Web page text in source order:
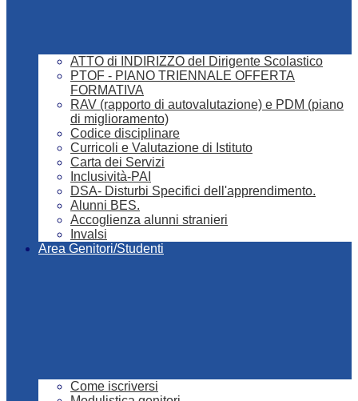
ATTO di INDIRIZZO del Dirigente Scolastico
PTOF - PIANO TRIENNALE OFFERTA
FORMATIVA
RAV (rapporto di autovalutazione) e PDM (piano
di miglioramento)
Codice disciplinare
Curricoli e Valutazione di Istituto
Carta dei Servizi
Inclusività-PAI
DSA- Disturbi Specifici dell'apprendimento.
Alunni BES.
Accoglienza alunni stranieri
Invalsi
Area Genitori/Studenti
Come iscriversi